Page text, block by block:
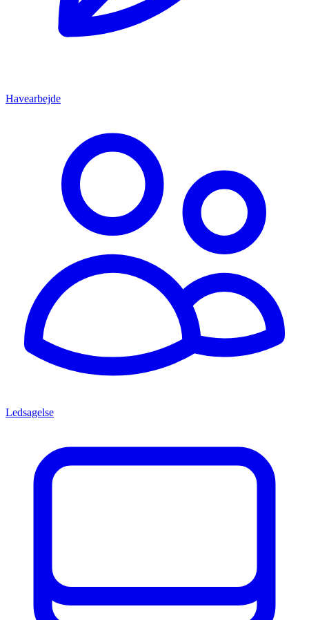
Havearbejde
Ledsagelse